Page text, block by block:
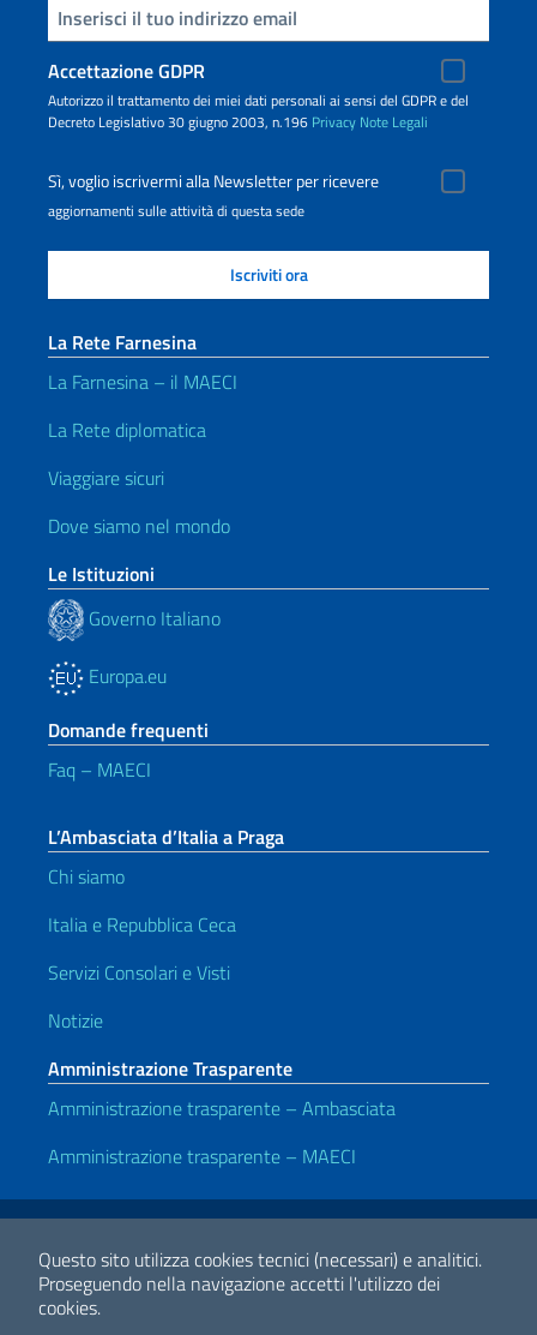
Questo sito utilizza cookies tecnici (necessari) e analitici.
Proseguendo nella navigazione accetti l'utilizzo dei
cookies.
Inserisci la tua email
Accettazione GDPR
Autorizzo il trattamento dei miei dati personali ai sensi del GDPR e del
Decreto Legislativo 30 giugno 2003, n.196 Privacy Note Legali
Sì, voglio iscrivermi alla Newsletter per ricevere
aggiornamenti sulle attività di questa sede
La Rete Farnesina
La Farnesina – il MAECI
La Rete diplomatica
Viaggiare sicuri
Dove siamo nel mondo
Le Istituzioni
Governo Italiano
Europa.eu
Domande frequenti
Faq – MAECI
L’Ambasciata d’Italia a Praga
Chi siamo
Italia e Repubblica Ceca
Servizi Consolari e Visti
Notizie
Amministrazione Trasparente
Amministrazione trasparente – Ambasciata
Amministrazione trasparente – MAECI
Link Utili